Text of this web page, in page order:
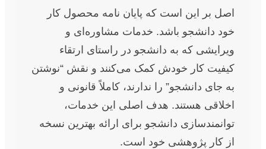
اصل بر این است که پایان نامه محصول کار
خود دانشجو باشد. خدمات مشاوره‌ای و
ویرایشی که به دانشجو در راستای ارتقاء
کیفیت کار خودش کمک می‌کنند و نقش “نوشتن
به جای دانشجو” را ندارند، کاملاً قانونی و
اخلاقی هستند. هدف اصلی این خدمات،
توانمندسازی دانشجو برای ارائه بهترین نسخه
از کار پژوهشی خود است.